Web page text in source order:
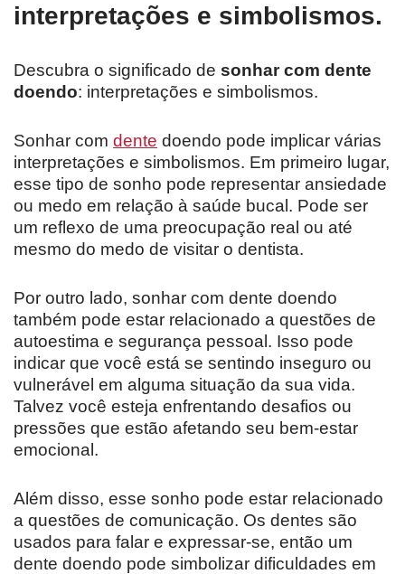
interpretações e simbolismos.
Descubra o significado de sonhar com dente
doendo: interpretações e simbolismos.
Sonhar com dente doendo pode implicar várias
interpretações e simbolismos. Em primeiro lugar,
esse tipo de sonho pode representar ansiedade
ou medo em relação à saúde bucal. Pode ser
um reflexo de uma preocupação real ou até
mesmo do medo de visitar o dentista.
Por outro lado, sonhar com dente doendo
também pode estar relacionado a questões de
autoestima e segurança pessoal. Isso pode
indicar que você está se sentindo inseguro ou
vulnerável em alguma situação da sua vida.
Talvez você esteja enfrentando desafios ou
pressões que estão afetando seu bem-estar
emocional.
Além disso, esse sonho pode estar relacionado
a questões de comunicação. Os dentes são
usados para falar e expressar-se, então um
dente doendo pode simbolizar dificuldades em